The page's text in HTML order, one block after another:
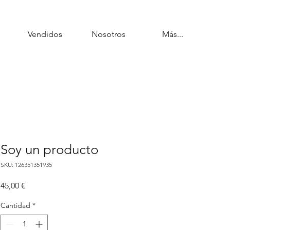
Vendidos Nosotros Más...
Soy un producto
SKU: 126351351935
45,00 €
Cantidad *